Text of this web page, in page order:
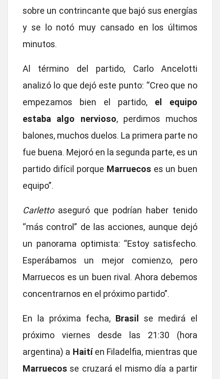
sobre un contrincante que bajó sus energías
y se lo notó muy cansado en los últimos
minutos.
Al término del partido, Carlo Ancelotti
analizó lo que dejó este punto: “Creo que no
empezamos bien el partido,
el equipo
estaba algo nervioso, perdimos muchos
balones, muchos duelos. La primera parte no
fue buena. Mejoró en la segunda parte, es un
partido difícil porque Marruecos es un buen
equipo”.
Carletto aseguró que podrían haber tenido
“más control” de las acciones, aunque dejó
un panorama optimista: “Estoy satisfecho.
Esperábamos un mejor comienzo, pero
Marruecos es un buen rival. Ahora debemos
concentrarnos en el próximo partido”.
En la próxima fecha, Brasil se medirá el
próximo viernes desde las 21:30 (hora
argentina) a Haití en Filadelfia, mientras que
Marruecos se cruzará el mismo día a partir